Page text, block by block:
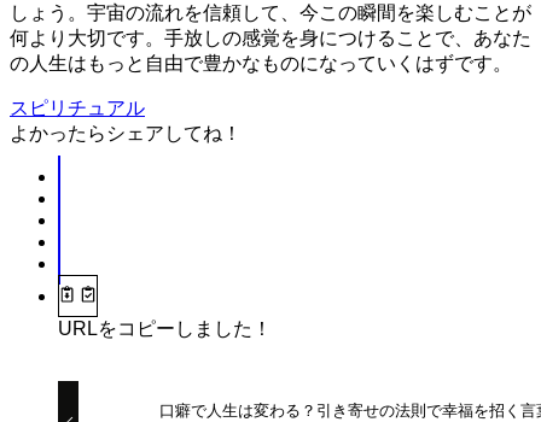
しょう。宇宙の流れを信頼して、今この瞬間を楽しむことが
何より大切です。手放しの感覚を身につけることで、あなた
の人生はもっと自由で豊かなものになっていくはずです。
スピリチュアル
よかったらシェアしてね！
URLをコピーしました！
口癖で人生は変わる？引き寄せの法則で幸福を招く言